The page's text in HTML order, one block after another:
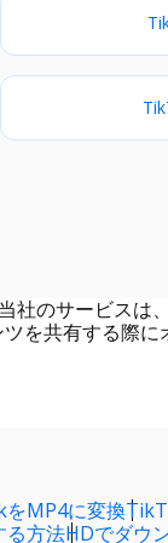
のサービスは
を共有する際
MP4に変換
る方法HDでダウ